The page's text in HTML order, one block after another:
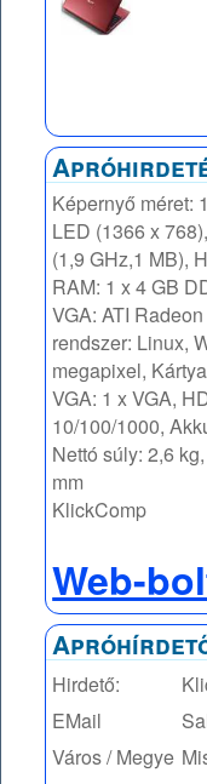
Képernyő méret:
LED (1366 x
(1,9 GHz,1 MB),
RAM: 1 x 4 GB
VGA: ATI
rendszer: Linux,
megapixel,
VGA: 1 x VGA,
10/100/1000,
Nettó súly: 2,6
mm
KlickComp
Web-
Hirdető:
EMail
Város / Megye